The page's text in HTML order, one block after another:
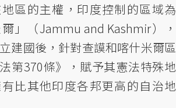
區的主權，印度控制的區域為
」（Jammu and Kashmir），
建國後，針對查謨和喀什米爾區
第370條》，賦予其憲法特殊地
比其他印度各邦更高的自治地